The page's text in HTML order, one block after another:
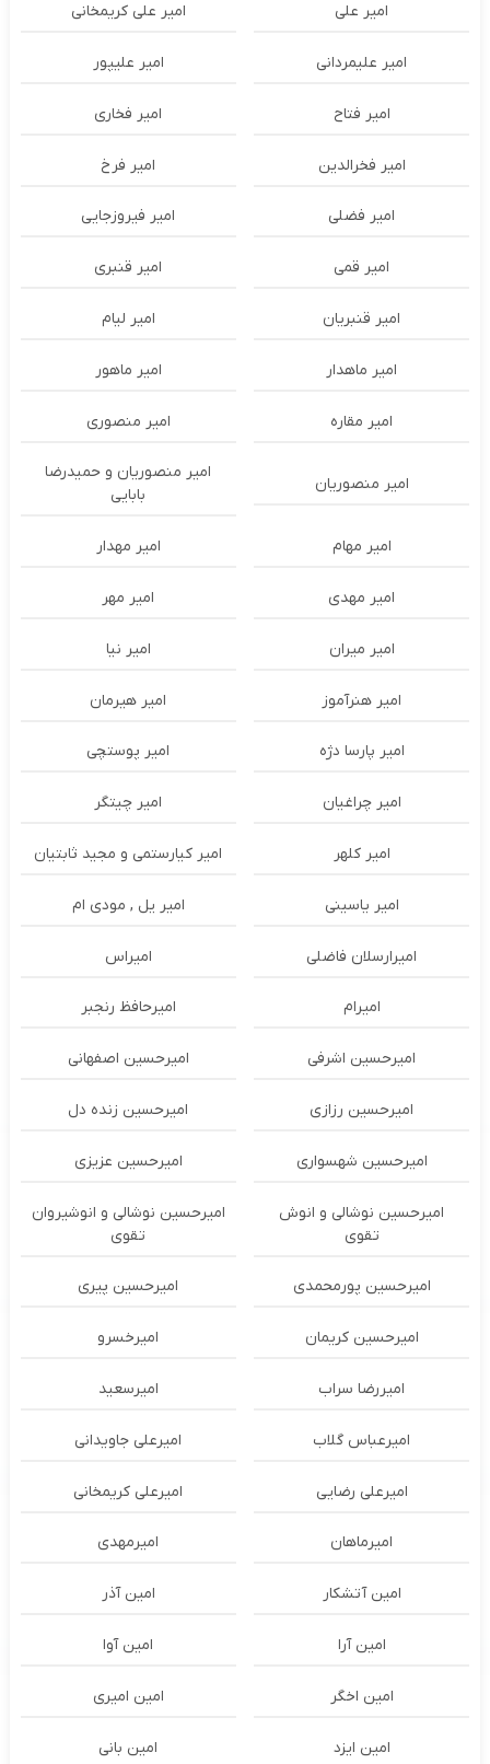
امیر علی امیر علی کریمخانی
امیر علیمردانی امیر علیپور
امیر فتاح امیر فخاری
امیر فخرالدین امیر فرخ
امیر فضلی امیر فیروزجایی
امیر قمی امیر قنبری
امیر قنبریان امیر لیام
امیر ماهدار امیر ماهور
امیر مقاره امیر منصوری
امیر منصوریان
امیر منصوریان و حمیدرضا
بابایی
امیر مهام امیر مهدار
امیر مهدی امیر مهر
امیر میران امیر نیا
امیر هنرآموز امیر هیرمان
امیر پارسا دژه امیر پوستچی
امیر چراغیان امیر چیتگر
امیر کلهر امیر کیارستمی و مجید ثابتیان
امیر یاسینی امیر یل , مودی ام
امیرارسلان فاضلی امیراس
امیرام امیرحافظ رنجبر
امیرحسین اشرفی امیرحسین اصفهانی
امیرحسین رزازی امیرحسین زنده دل
امیرحسین شهسواری امیرحسین عزیزی
امیرحسین نوشالی و انوش
تقوی
امیرحسین نوشالی و انوشیروان
تقوی
امیرحسین پورمحمدی امیرحسین پیری
امیرحسین کریمان امیرخسرو
امیررضا سراب امیرسعید
امیرعباس گلاب امیرعلی جاویدانی
امیرعلی رضایی امیرعلی کریمخانی
امیرماهان امیرمهدی
امین آتشکار امین آذر
امین آرا امین آوا
امین اخگر امین امیری
امین ایزد امین بانی